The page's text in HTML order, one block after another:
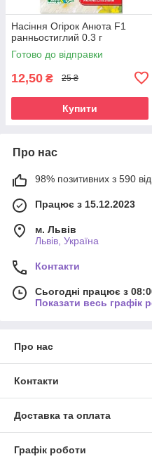
Насіння Огірок Анюта F1
ранньостиглий 0.3 г
Готово до відправки
12,50 ₴ 25 ₴
Купити
Про нас
98% позитивних з 590
Працює з 15.12.2023
м. Львів
Львів, Україна
Контакти
Сьогодні працює з
Показати весь графік
Про нас
Контакти
Доставка та оплата
Графік роботи